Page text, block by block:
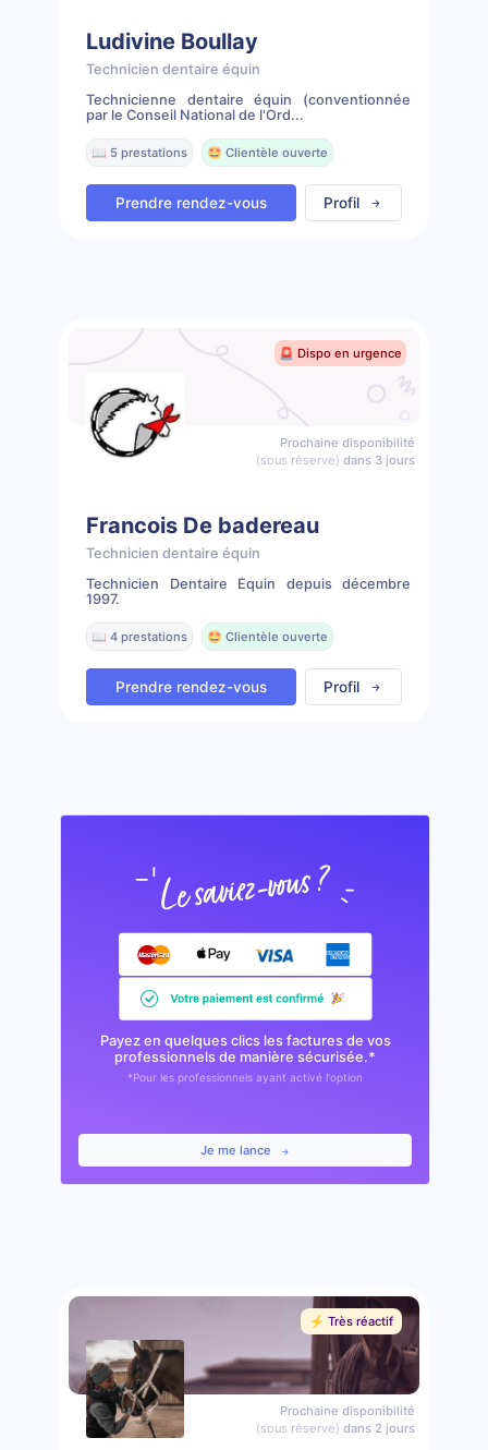
Ludivine Boullay
Technicien dentaire équin
Technicienne dentaire équin (conventionnée
par le Conseil National de l'Ord...
📖 5 prestations 🤩 Clientèle ouverte
Prendre rendez-vous Profil
🚨 Dispo en urgence
Prochaine disponibilité
(sous réserve) dans 3 jours
Francois De badereau
Technicien dentaire équin
Technicien Dentaire Équin depuis décembre
1997.
📖 4 prestations 🤩 Clientèle ouverte
Prendre rendez-vous Profil
Payez en quelques clics les factures de vos
professionnels de manière sécurisée.*
*Pour les professionnels ayant activé l'option
Je me lance
⚡️ Très réactif
Prochaine disponibilité
(sous réserve) dans 2 jours